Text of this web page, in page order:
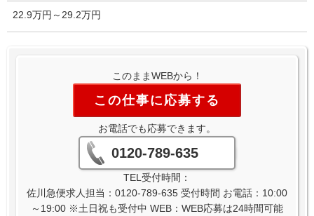
22.9万円～29.2万円
このままWEBから！
この仕事に応募する
お電話でも応募できます。
0120-789-635
TEL受付時間：
佐川急便求人担当：0120-789-635 受付時間 お電話：10:00
～19:00 ※土日祝も受付中 WEB：WEB応募は24時間可能